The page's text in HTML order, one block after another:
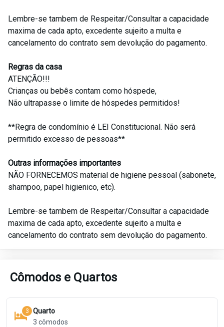
Lembre-se tambem de Respeitar/Consultar a capacidade
maxima de cada apto, excedente sujeito a multa e
cancelamento do contrato sem devolução do pagamento.
Regras da casa
ATENÇÃO!!!
Crianças ou bebês contam como hóspede,
Não ultrapasse o limite de hóspedes permitidos!
**Regra de condomínio é LEI Constitucional. Não será
permitido excesso de pessoas**
Outras informações importantes
NÃO FORNECEMOS material de higiene pessoal (sabonete,
shampoo, papel higienico, etc).
Lembre-se tambem de Respeitar/Consultar a capacidade
maxima de cada apto, excedente sujeito a multa e
cancelamento do contrato sem devolução do pagamento.
Cômodos e Quartos
3
Quarto
3 cômodos